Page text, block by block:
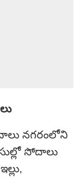
నగరంలోని
సోదాలు